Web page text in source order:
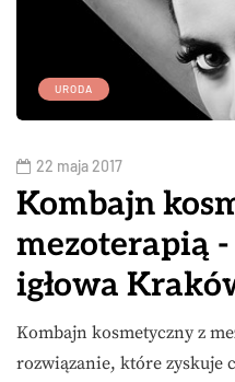
URODA
22 maja 2017
Kombajn
mezoterapią
igłowa
Kombajn kosmetyczny z
rozwiązanie, które zyskuje